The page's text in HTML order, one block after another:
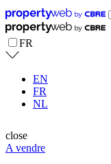
FR
EN
FR
NL
close
A vendre